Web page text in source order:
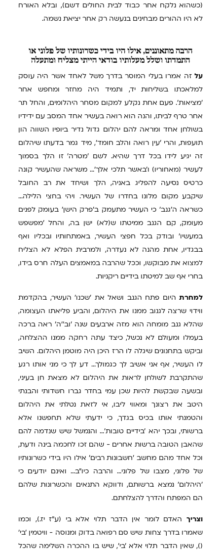
(כשהוא נלקח אחר כבוד לבית החולים דשם), ובלא האורח
לא היו ההורים מבחינים בנעשה רק אחר יציאת נשמה.
הרבה מתאוננים, אילו היו בידי כשרונותיו של פלוני או
התמדתו ושלל מעלותיו בודאי הייתי מצליח ומתעלה
על זה אמרו בעלי המוסר בדרך משל לאחד אשר היה עוסק
למלאכתו בשליחות יד, ותמיד היה מחזר ומחפש אחר
'מציאות'. פעם אחת נקלע למקום מסחר היהלומים, והחל תר
אחר טרף לביתו, והנה הוא רואה בעשיר אחד המסב עם ידידיו
בשולחן אחד ומראה להם יהלום גדול נדיר ביופיו השווה הון
תועפות, והרי 'עין רואה והלב חומד', מיד גמר בדעתו שיהלום
זה יגיע לידו בכל דרך שהיא. לשם 'מטרה' זו הלך בסמוך
לעשיר (מאחוריו) ו'באשר תלכי אלך'... משראה שהעשיר קונה
כרטיס נסיעה להפליג באניה, הלך ושיחד את רב החובל
שיקבע מקום מלונו בחדרו של העשיר. ויהי בחצי הלילה...
כשראה ה'גנב' כי העשיר מתעמק ב'פרק הישן' בעומק לפנים
מעומק, קם הגנב ממיטתו ש(לא) ישן בה, והחל 'מפשפש
במעשיו' ובודק בכל חפצי העשיר, באמתחותיו ובכליו ואף
בבגדיו, אחת מהנה לא נעדרה, ולמרבית הפלא לא הצליח
למצוא את מבוקשו, וככל שהרבה במאמצים העלה חרס בידו,
בחרי אף שב למיטתו בידיים ריקניות.
למחרת היום פתח הגנב ושאל את 'שכנו' העשיר, בהקדמת
ווידוי שרצה לגנוב ממנו את היהלום, והביע פליאתו העצומה,
שהלא גנב מומחה הוא מזה ארבעים שנה 'וב''ה' ראה ברכה
בעמלו ומעולם לא נכשל, כיצד עתה רחקה ממנו ההצלחה,
וביקש בתחנונים שיגלה לו הרז היכן היה מוטמן היהלום. השיב
לו העשיר, אף אני אשיב לך כגמולך... דע לך כי מני אותו רגע
שהתקרבת לשולחן לראות את היהלום לא מצאת חן בעיני,
ובשעה שבקשת להיות שכן עמי בחדר גברו חשדותי והבנתי
היטב את רצונך ומאווי ליבו, אי לזאת נטלתי את היהלום
והטמנתי אותו בכיס בגדך, כי ידעתי שלא תחפשנו אלא
ברשותי, ובכך יהא 'בידיים טובות'... והנמשל שיש שנדמה להם
שהאבן הטובה ברשות אחרים - שהם זכו לחכמה בינה ודעת,
וכל אחד מהם מחשב 'חשבונות רבים' אילו היו בידי כשרונותיו
של פלוני, מצבו של פלוני... והרבה כיו"ב... ואינם יודעים כי
'היהלום' נמצא ברשותם, ודווקא התנאים והכשרונות שלהם
הם המפתח והדרך להצלחתם.
וצריך האדם לומר אין הדבר תלוי אלא בי (ע"ז יז.), וכמו
שאמרו בדרך צחות שיש סם רפואה בדוק ומנוסה - וויטמין 'בי'
(), שאין הדבר תלוי אלא 'בי', שיש בו ההכרה השלימה שהכל